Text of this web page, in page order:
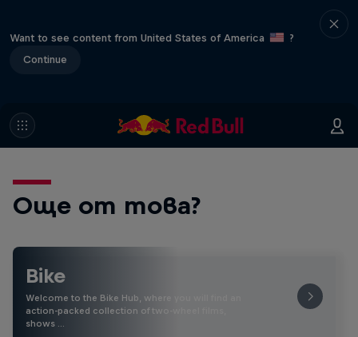
Want to see content from United States of America
?
Continue
Още от това?
Bike
Welcome to the Bike Hub, where you will find an
action-packed collection of two-wheel films,
shows …